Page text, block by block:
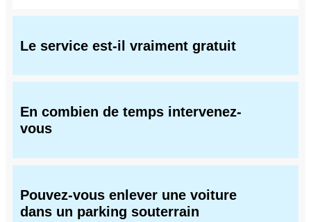
Le service est-il vraiment gratuit
En combien de temps intervenez-
vous
Pouvez-vous enlever une voiture
dans un parking souterrain